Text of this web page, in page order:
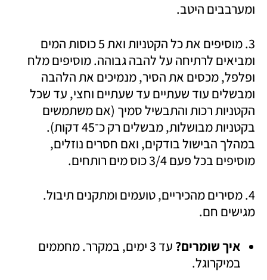
ומערבבים היטב.
מוסיפים בכל פעם 3/4 כוס מים רותחים.
מגישים חם.
איך שומרים?
במיקרוגל.